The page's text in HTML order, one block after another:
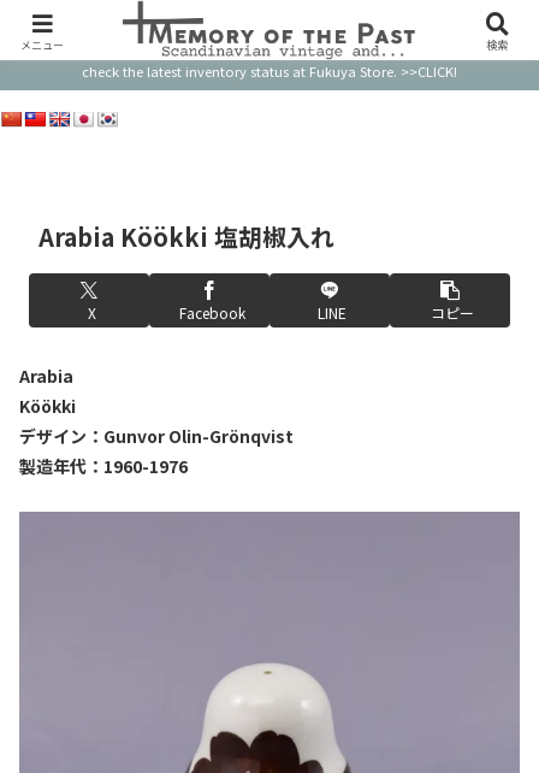
このサイトの品物のほとんどはすでに売り切れです。最新の在庫状況はFukuya Storeで
ご確認ください。 Most of the items on this website are already sold out. Please
check the latest inventory status at Fukuya Store. >>CLICK!
Arabia Köökki 塩胡椒入れ
X Facebook LINE コピー
Arabia
Köökki
デザイン：Gunvor Olin-Grönqvist
製造年代：1960-1976
メニュー 検索